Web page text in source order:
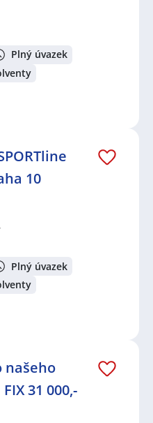
Plný úvazek
10
Plný úvazek
našeho
31 000,-